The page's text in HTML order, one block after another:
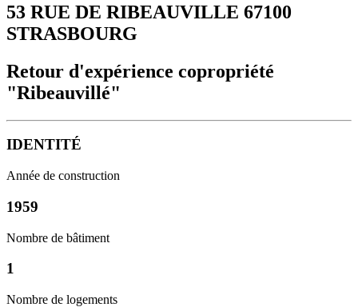
53 RUE DE RIBEAUVILLE 67100
STRASBOURG
Retour d'expérience copropriété
"Ribeauvillé"
IDENTITÉ
Année de construction
1959
Nombre de bâtiment
1
Nombre de logements